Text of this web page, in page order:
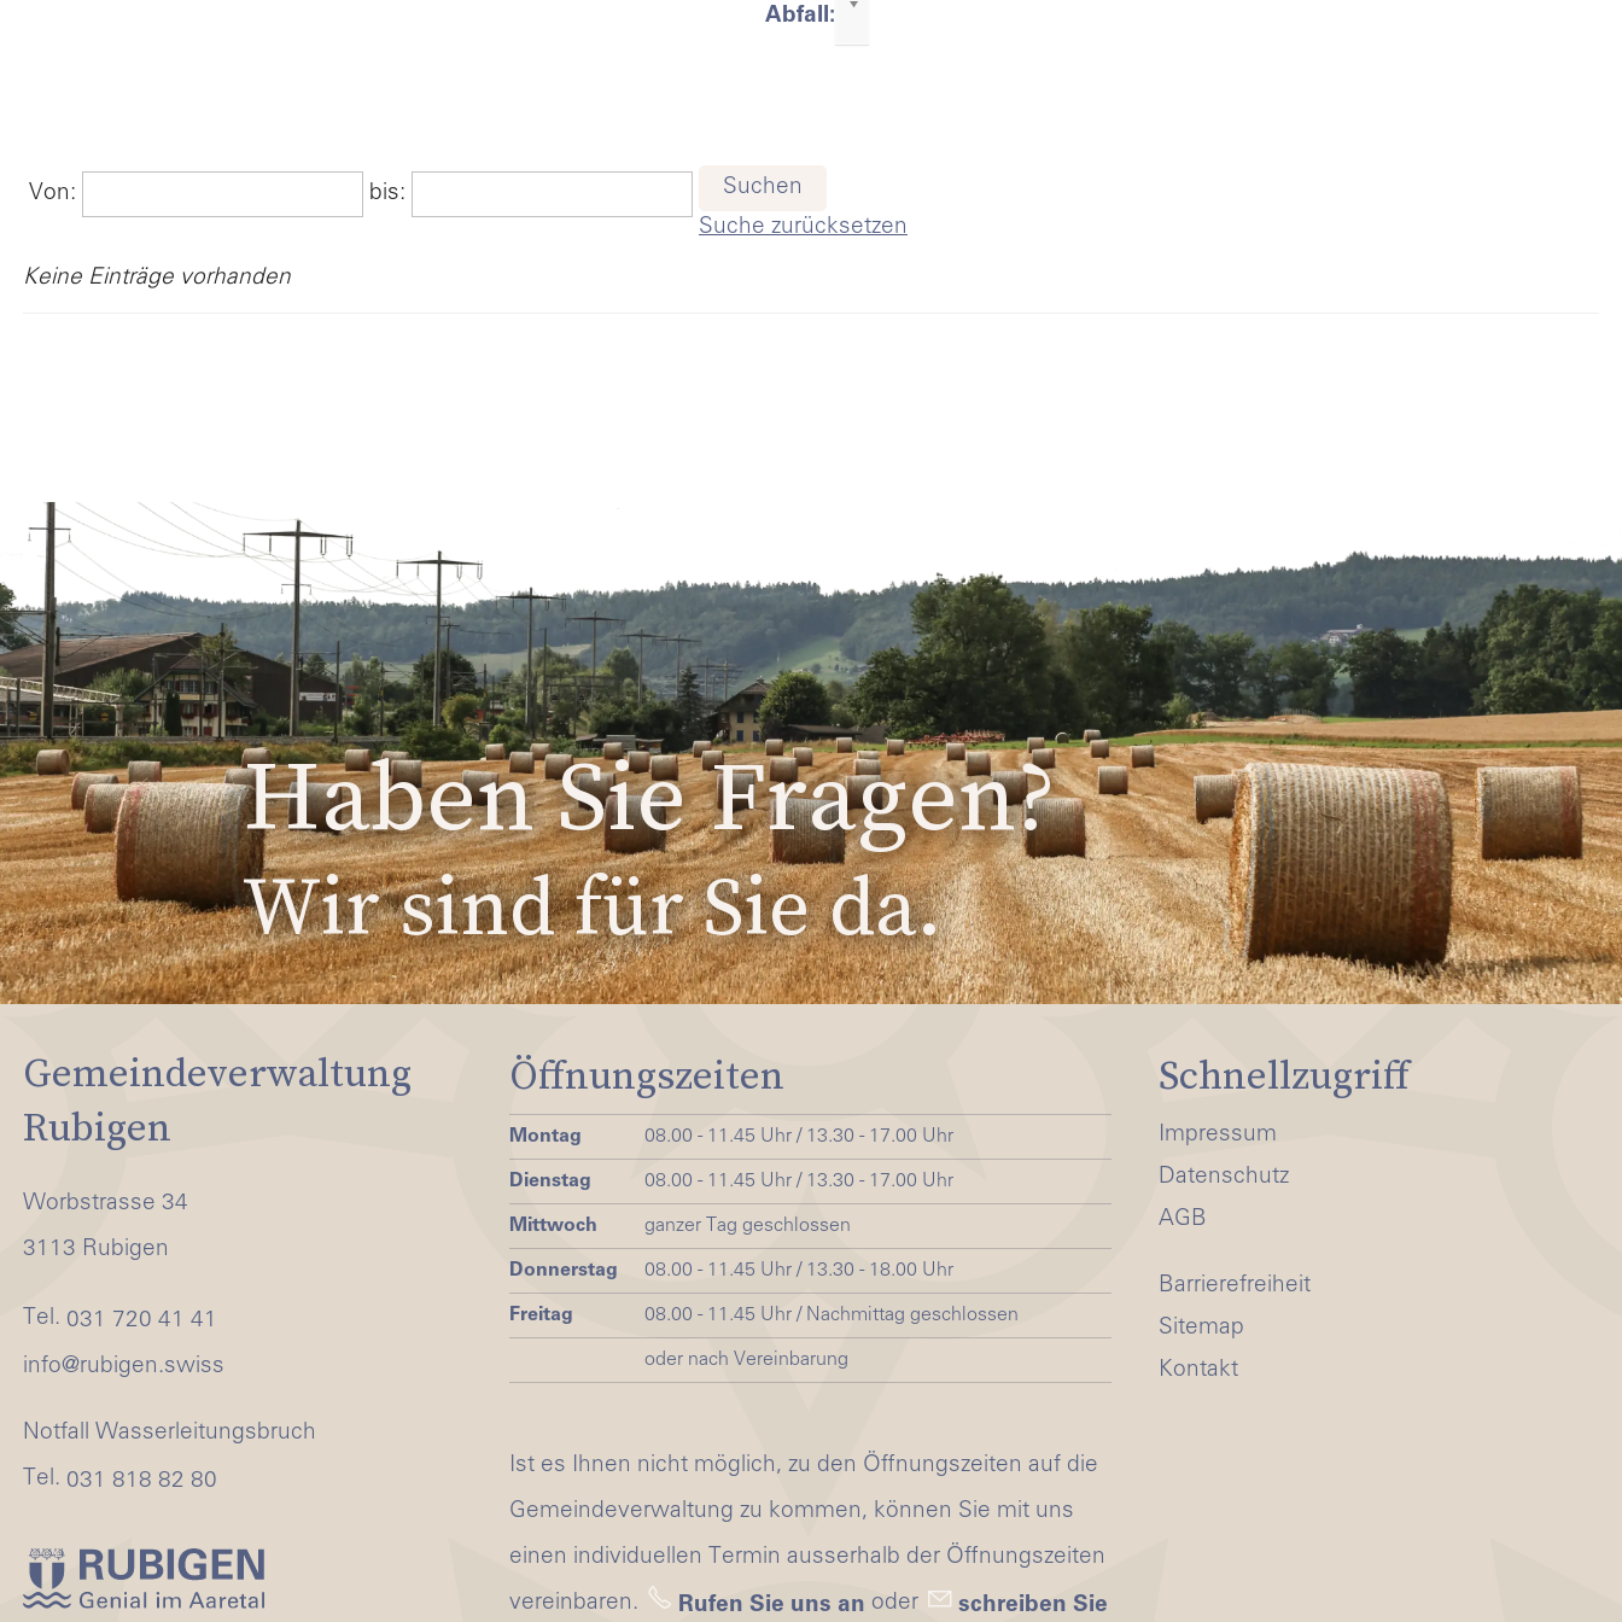
Verwaltung
Abfall:
Von: bis:
Suchen
Suche zurücksetzen
Keine Einträge vorhanden
Haben Sie Fragen?
Wir sind für Sie da.
Gemeindeverwaltung
Rubigen
Worbstrasse 34
3113 Rubigen
Tel. 031 720 41 41
nf
r b g n sw ss
Notfall Wasserleitungsbruch
Tel. 031 818 82 80
Öffnungszeiten
Montag 08.00 - 11.45 Uhr / 13.30 - 17.00 Uhr
Dienstag 08.00 - 11.45 Uhr / 13.30 - 17.00 Uhr
Mittwoch ganzer Tag geschlossen
Donnerstag 08.00 - 11.45 Uhr / 13.30 - 18.00 Uhr
Freitag 08.00 - 11.45 Uhr / Nachmittag geschlossen
oder nach Vereinbarung
Ist es Ihnen nicht möglich, zu den Öffnungszeiten auf die
Gemeindeverwaltung zu kommen, können Sie mit uns
einen individuellen Termin ausserhalb der Öffnungszeiten
vereinbaren.
Rufen Sie uns an oder schreiben Sie
Schnellzugriff
Impressum
Datenschutz
AGB
Barrierefreiheit
Sitemap
Kontakt